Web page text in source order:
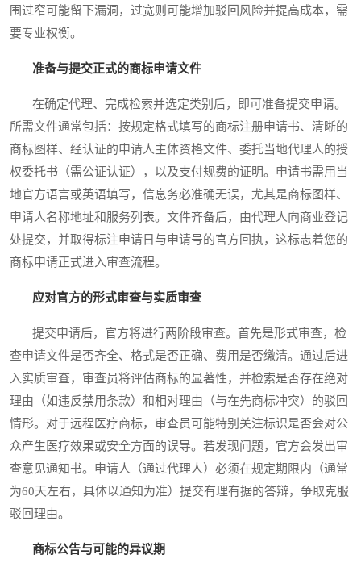
围过窄可能留下漏洞，过宽则可能增加驳回风险并提高成本，需
要专业权衡。
准备与提交正式的商标申请文件
在确定代理、完成检索并选定类别后，即可准备提交申请。
所需文件通常包括：按规定格式填写的商标注册申请书、清晰的
商标图样、经认证的申请人主体资格文件、委托当地代理人的授
权委托书（需公证认证），以及支付规费的证明。申请书需用当
地官方语言或英语填写，信息务必准确无误，尤其是商标图样、
申请人名称地址和服务列表。文件齐备后，由代理人向商业登记
处提交，并取得标注申请日与申请号的官方回执，这标志着您的
商标申请正式进入审查流程。
应对官方的形式审查与实质审查
提交申请后，官方将进行两阶段审查。首先是形式审查，检
查申请文件是否齐全、格式是否正确、费用是否缴清。通过后进
入实质审查，审查员将评估商标的显著性，并检索是否存在绝对
理由（如违反禁用条款）和相对理由（与在先商标冲突）的驳回
情形。对于远程医疗商标，审查员可能特别关注标识是否会对公
众产生医疗效果或安全方面的误导。若发现问题，官方会发出审
查意见通知书。申请人（通过代理人）必须在规定期限内（通常
为60天左右，具体以通知为准）提交有理有据的答辩，争取克服
驳回理由。
商标公告与可能的异议期